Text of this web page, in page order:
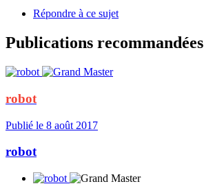
Répondre à ce sujet
Publications recommandées
robot
Publié le 8 août 2017
robot